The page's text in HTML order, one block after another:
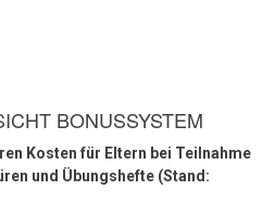
BONUSSYSTEM
Kosten für Eltern bei Teilnahme
und Übungshefte (Stand: